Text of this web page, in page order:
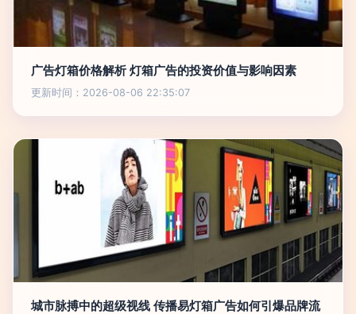
广告灯箱价格解析 灯箱广告的投资价值与影响因素
更新时间：2026-08-06 22:35:07
城市脉搏中的超级视线 传播易灯箱广告如何引爆品牌流